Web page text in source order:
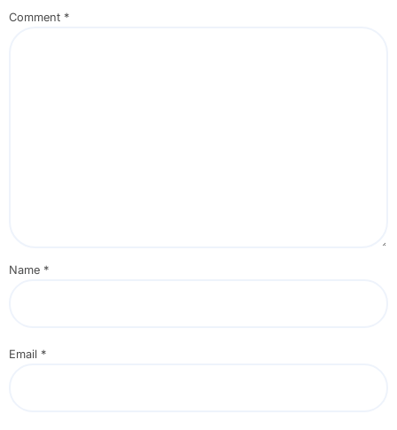
Comment *
Name *
Email *